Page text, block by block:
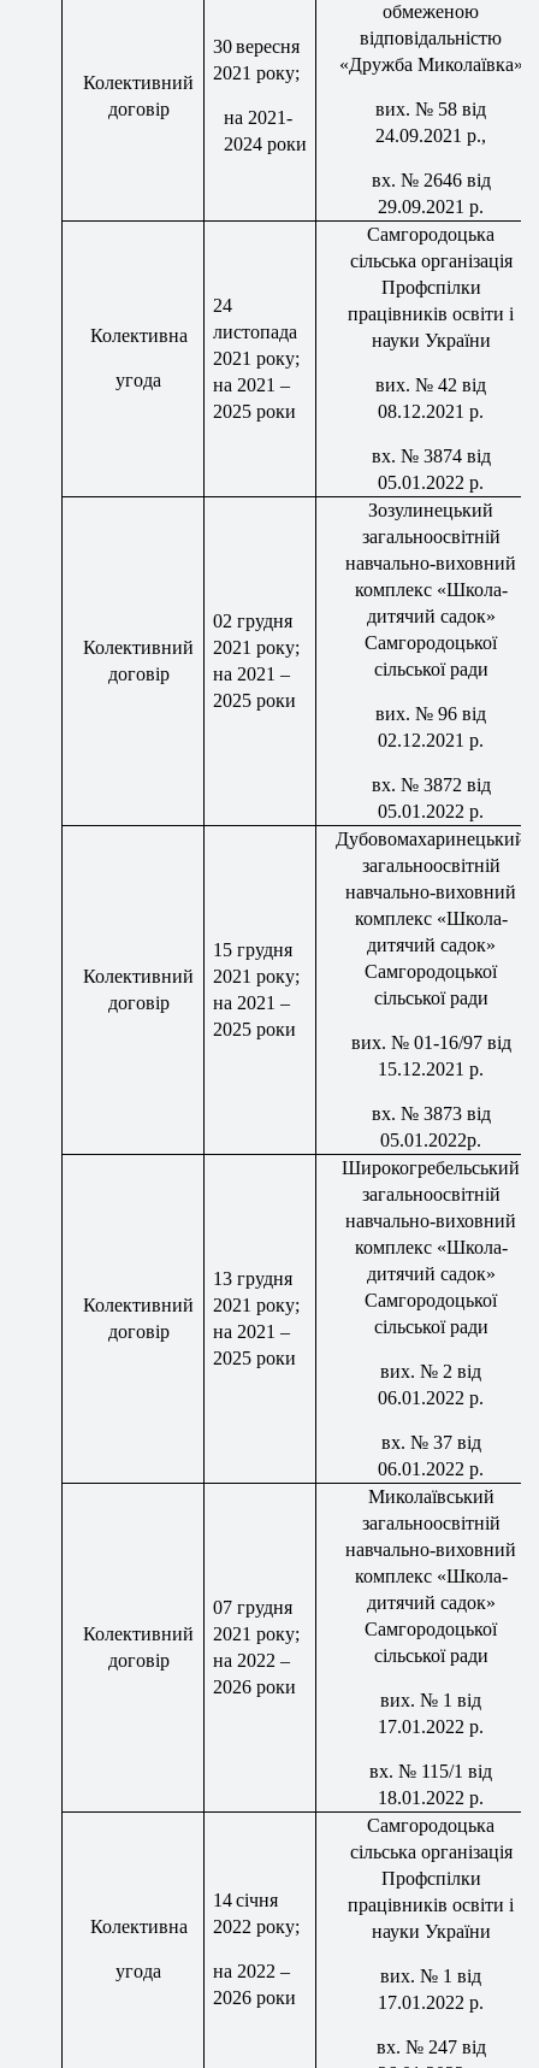
Колективний
договір
30вересня
2021 року;
на 2021-
2024 роки
обмеженою
відповідальністю
«Дружба Миколаївка»
вих. № 58 від
24.09.2021 р.,
вх. № 2646 від
29.09.2021 р.
Колективна
угода
24
листопада
2021 року;
на 2021 –
2025 роки
Самгородоцька
сільська організація
Профспілки
працівників освіти і
науки України
вих. № 42 від
08.12.2021 р.
вх. № 3874 від
05.01.2022 р.
Колективний
договір
02 грудня
2021 року;
на 2021 –
2025 роки
Зозулинецький
загальноосвітній
навчально-виховний
комплекс «Школа-
дитячий садок»
Самгородоцької
сільської ради
вих. № 96 від
02.12.2021 р.
вх. № 3872 від
05.01.2022 р.
Колективний
договір
15 грудня
2021 року;
на 2021 –
2025 роки
Дубовомахаринецький
загальноосвітній
навчально-виховний
комплекс «Школа-
дитячий садок»
Самгородоцької
сільської ради
вих. № 01-16/97 від
15.12.2021 р.
вх. № 3873 від
05.01.2022р.
Колективний
договір
13 грудня
2021 року;
на 2021 –
2025 роки
Широкогребельський
загальноосвітній
навчально-виховний
комплекс «Школа-
дитячий садок»
Самгородоцької
сільської ради
вих. № 2 від
06.01.2022 р.
вх. № 37 від
06.01.2022 р.
Колективний
договір
07 грудня
2021 року;
на 2022 –
2026 роки
Миколаївський
загальноосвітній
навчально-виховний
комплекс «Школа-
дитячий садок»
Самгородоцької
сільської ради
вих. № 1 від
17.01.2022 р.
вх. № 115/1 від
18.01.2022 р.
Колективна
угода
14січня
2022 року;
на 2022 –
2026 роки
Самгородоцька
сільська організація
Профспілки
працівників освіти і
науки України
вих. № 1 від
17.01.2022 р.
вх. № 247 від